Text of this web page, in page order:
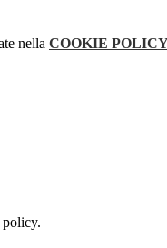
nella COOKIE
policy.